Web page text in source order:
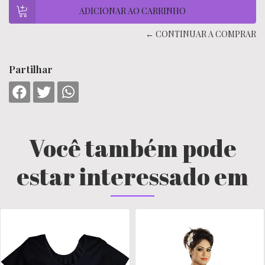
← CONTINUAR A COMPRAR
Partilhar
Você também pode
estar interessado em